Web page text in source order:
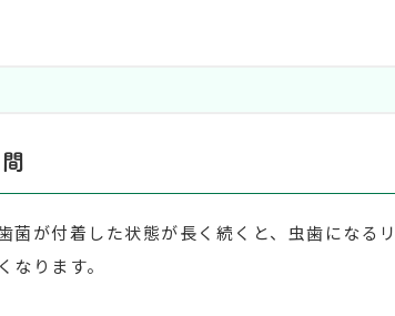
菌が付着した状態が長く続くと、虫歯になる
なります。